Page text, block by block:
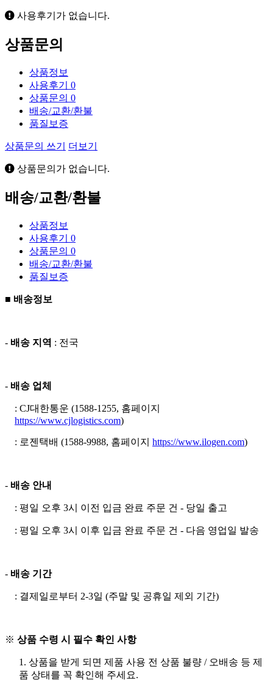
사용후기가 없습니다.
상품문의
상품정보
사용후기 0
상품문의 0
배송/교환/환불
품질보증
상품문의 쓰기 더보기
상품문의가 없습니다.
배송/교환/환불
상품정보
사용후기 0
상품문의 0
배송/교환/환불
품질보증
■ 배송정보
- 배송 지역 : 전국
- 배송 업체
: CJ대한통운 (1588-1255, 홈페이지
https://www.cjlogistics.com)
: 로젠택배 (1588-9988, 홈페이지 https://www.ilogen.com)
- 배송 안내
: 평일 오후 3시 이전 입금 완료 주문 건 - 당일 출고
: 평일 오후 3시 이후 입금 완료 주문 건 - 다음 영업일 발송
- 배송 기간
: 결제일로부터 2-3일 (주말 및 공휴일 제외 기간)
※ 상품 수령 시 필수 확인 사항
1. 상품을 받게 되면 제품 사용 전 상품 불량 / 오배송 등 제
품 상태를 꼭 확인해 주세요.